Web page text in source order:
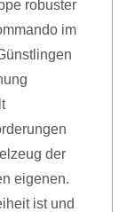
robuster
im
der
eigenen.
ist und